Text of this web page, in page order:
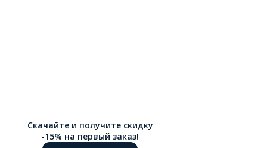
Скачайте и получите скидку
-15% на первый заказ!